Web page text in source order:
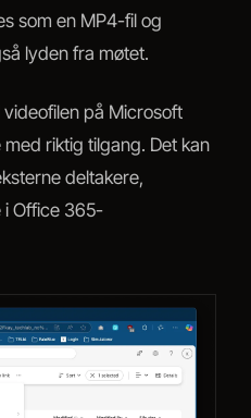
som en MP4-fil og
lyden fra møtet.
videofilen på Microsoft
riktig tilgang. Det kan
deltakere,
i Office 365-